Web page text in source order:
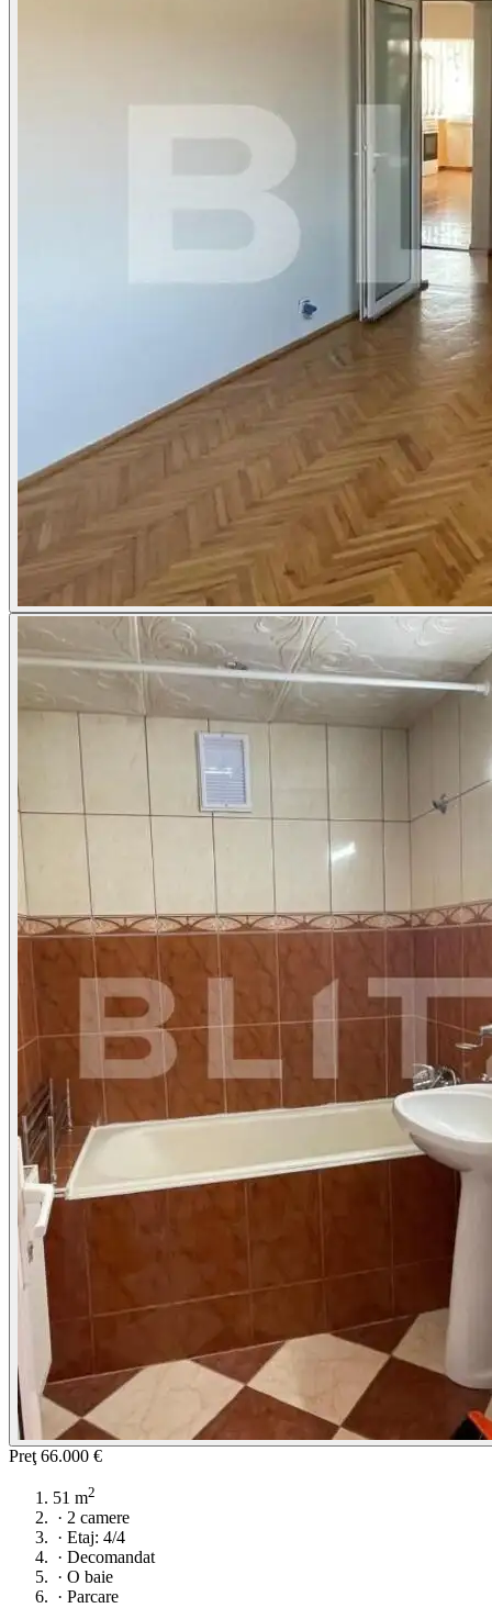
Preţ 66.000 €
51 m2
· 2 camere
· Etaj: 4/4
· Decomandat
· O baie
· Parcare